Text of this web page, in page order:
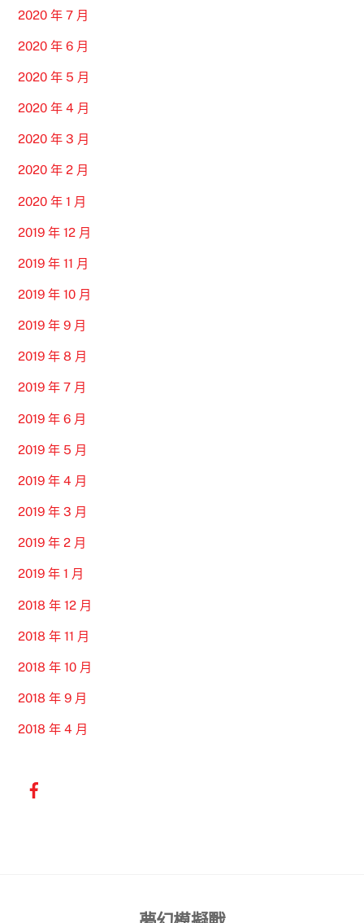
2020 年 7 月
2020 年 6 月
2020 年 5 月
2020 年 4 月
2020 年 3 月
2020 年 2 月
2020 年 1 月
2019 年 12 月
2019 年 11 月
2019 年 10 月
2019 年 9 月
2019 年 8 月
2019 年 7 月
2019 年 6 月
2019 年 5 月
2019 年 4 月
2019 年 3 月
2019 年 2 月
2019 年 1 月
2018 年 12 月
2018 年 11 月
2018 年 10 月
2018 年 9 月
2018 年 4 月
Back